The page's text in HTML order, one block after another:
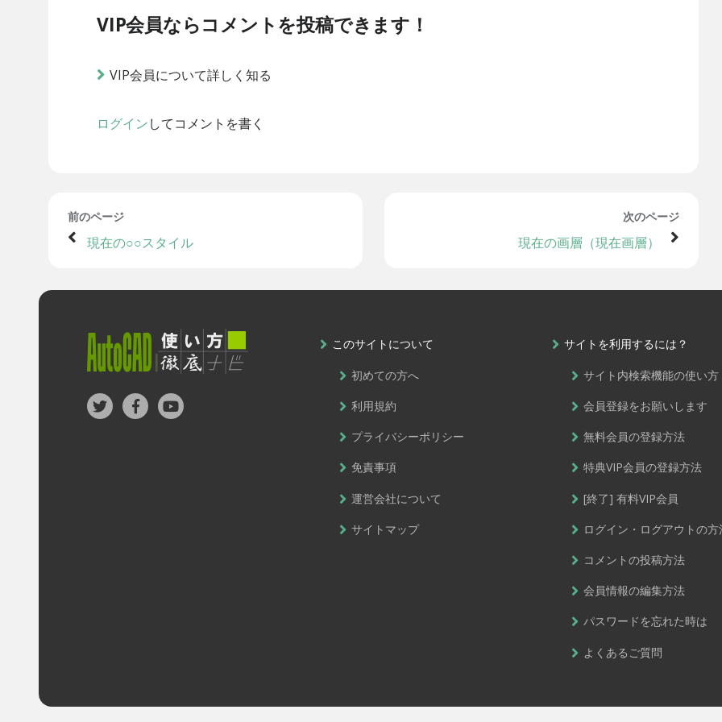
VIP会員ならコメントを投稿できます！
VIP会員について詳しく知る
ログインしてコメントを書く
前のページ
現在の○○スタイル
次のページ
現在の画層（現在画層）
このサイトについて
初めての方へ
利用規約
プライバシーポリシー
免責事項
運営会社について
サイトマップ
サイトを利用するには？
サイト内検索機能の使い方
会員登録をお願いします
無料会員の登録方法
特典VIP会員の登録方法
[終了] 有料VIP会員
ログイン・ログアウトの方
コメントの投稿方法
会員情報の編集方法
パスワードを忘れた時は
よくあるご質問